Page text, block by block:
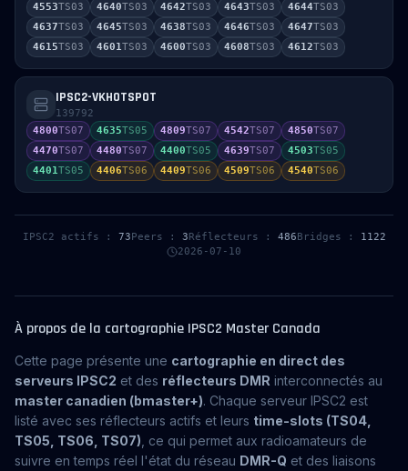
4553TS03 4640TS03 4642TS03 4643TS03 4644TS03
4637TS03 4645TS03 4638TS03 4646TS03 4647TS03
4615TS03 4601TS03 4600TS03 4608TS03 4612TS03
IPSC2-VKHOTSPOT
139792
4800TS07 4635TS05 4809TS07 4542TS07 4850TS07
4470TS07 4480TS07 4400TS05 4639TS07 4503TS05
4401TS05 4406TS06 4409TS06 4509TS06 4540TS06
IPSC2 actifs : 73Peers : 3Réflecteurs : 486Bridges :
1122
2026-07-10
À propos de la cartographie IPSC2 Master Canada
Cette page présente une cartographie en direct des
serveurs IPSC2 et des réflecteurs DMR interconnectés au
master canadien (bmaster+). Chaque serveur IPSC2 est
listé avec ses réflecteurs actifs et leurs time-slots (TS04,
TS05, TS06, TS07) , ce qui permet aux radioamateurs de
suivre en temps réel l'état du réseau DMR-Q et des liaisons